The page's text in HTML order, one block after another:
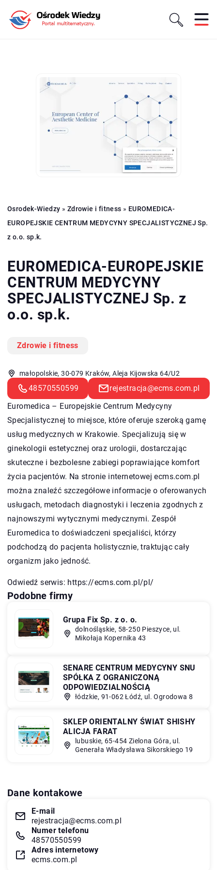
Osrodek-Wiedzy » Zdrowie i fitness » EUROMEDICA-
EUROPEJSKIE CENTRUM MEDYCYNY SPECJALISTYCZNEJ Sp.
z o.o. sp.k.
EUROMEDICA-EUROPEJSKIE
CENTRUM MEDYCYNY
SPECJALISTYCZNEJ Sp. z
o.o. sp.k.
Zdrowie i fitness
małopolskie, 30-079 Kraków, Aleja Kijowska 64/U2
48570550599
rejestracja@ecms.com.pl
Euromedica – Europejskie Centrum Medycyny
Specjalistycznej to miejsce, które oferuje szeroką gamę
usług medycznych w Krakowie. Specjalizują się w
ginekologii estetycznej oraz urologii, dostarczając
skuteczne i bezbolesne zabiegi poprawiające komfort
życia pacjentów. Na stronie internetowej ecms.com.pl
można znaleźć szczegółowe informacje o oferowanych
usługach, metodach diagnostyki i leczenia zgodnych z
najnowszymi wytycznymi medycznymi. Zespół
Euromedica to doświadczeni specjaliści, którzy
podchodzą do pacjenta holistycznie, traktując cały
organizm jako jedność.
Odwiedź serwis: https://ecms.com.pl/pl/
Podobne firmy
Grupa Fix Sp. z o. o.
dolnośląskie, 58-250 Pieszyce, ul.
Mikołaja Kopernika 43
SENARE CENTRUM MEDYCYNY SNU
SPÓŁKA Z OGRANICZONĄ
ODPOWIEDZIALNOŚCIĄ
łódzkie, 91-062 Łódź, ul. Ogrodowa 8
SKLEP ORIENTALNY ŚWIAT SHISHY
ALICJA FARAT
lubuskie, 65-454 Zielona Góra, ul.
Generała Władysława Sikorskiego 19
Dane kontakowe
E-mail
rejestracja@ecms.com.pl
Numer telefonu
48570550599
Adres internetowy
ecms.com.pl